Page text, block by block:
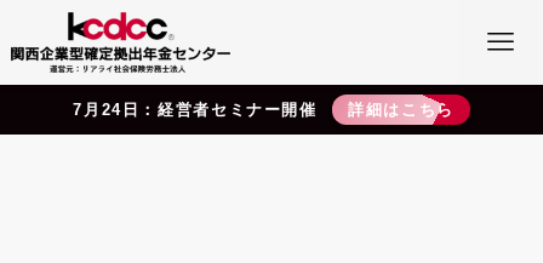
7月24日：経営者セミナー開催 詳細はこちら